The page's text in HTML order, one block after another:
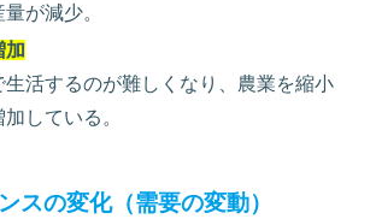
が減少。
加
生活するのが難しくなり、農業を縮小
している。
スの変化（需要の変動）